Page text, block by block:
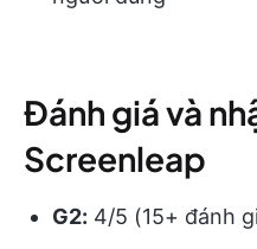
Đánh giá và
Screenleap
G2: 4/5 (15+ đánh